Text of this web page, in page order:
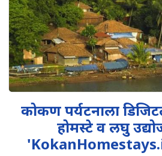
कोकण पर्यटनाला
होमस्टे व लघु